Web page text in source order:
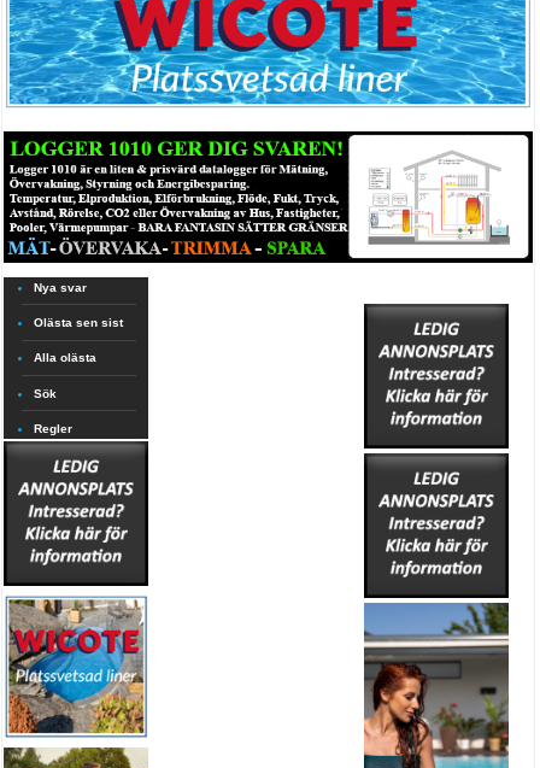
Nya svar
Olästa sen sist
Alla olästa
Sök
Regler